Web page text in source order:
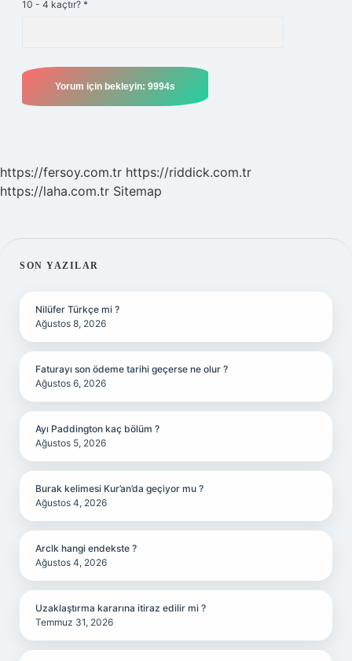
10 - 4 kaçtır? *
https://fersoy.com.tr https://riddick.com.tr
https://laha.com.tr Sitemap
SIDEBAR
SON YAZILAR
Nilüfer Türkçe mi ?
Ağustos 8, 2026
Faturayı son ödeme tarihi geçerse ne olur ?
Ağustos 6, 2026
Ayı Paddington kaç bölüm ?
Ağustos 5, 2026
Burak kelimesi Kur’an’da geçiyor mu ?
Ağustos 4, 2026
Arclk hangi endekste ?
Ağustos 4, 2026
Uzaklaştırma kararına itiraz edilir mi ?
Temmuz 31, 2026